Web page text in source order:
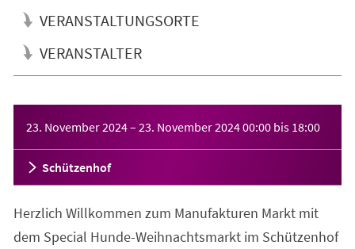
VERANSTALTUNGSORTE
VERANSTALTER
23. November 2024– 23. November 202400:00 bis 18:00
Schützenhof
Herzlich Willkommen zum Manufakturen Markt mit
dem Special Hunde-Weihnachtsmarkt im Schützenhof